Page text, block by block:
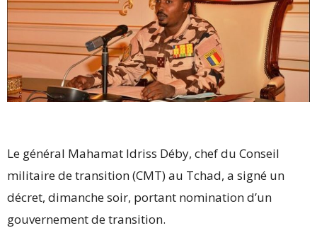
Le général Mahamat Idriss Déby, chef du Conseil
militaire de transition (CMT) au Tchad, a signé un
décret, dimanche soir, portant nomination d’un
gouvernement de transition.